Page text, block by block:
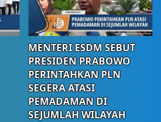
MENTERI ESDM SEBUT
PRESIDEN PRABOWO
PERINTAHKAN PLN
SEGERA ATASI
PEMADAMAN DI
SEJUMLAH WILAYAH